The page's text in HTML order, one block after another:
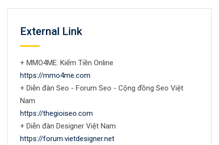
External Link
+ MMO4ME: Kiếm Tiền Online
https://mmo4me.com
+ Diễn đàn Seo - Forum Seo - Cộng đồng Seo Việt
Nam
https://thegioiseo.com
+ Diễn đàn Designer Việt Nam
https://forum.vietdesigner.net